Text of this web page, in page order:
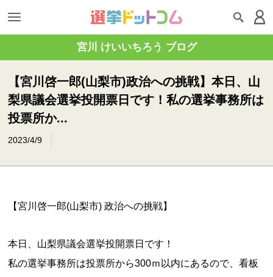
宮川 けいいちろう ブログ
【宮川啓一郎(山梨市)政治への挑戦】本日、山
梨県議会選挙投開票日です！私の選挙事務所は
投票所か...
2023/4/9
【宮川啓一郎(山梨市) 政治への挑戦】
本日、山梨県議会選挙投開票日です！
私の選挙事務所は投票所から300ｍ以内にあるので、看板